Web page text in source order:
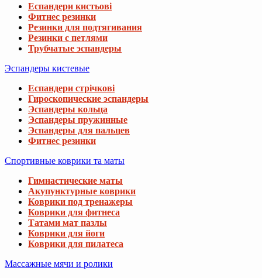
Еспандери кистьові
Фитнес резинки
Резинки для подтягивания
Резинки с петлями
Трубчатые эспандеры
Эспандеры кистевые
Еспандери стрічкові
Гироскопические эспандеры
Эспандеры кольца
Эспандеры пружинные
Эспандеры для пальцев
Фитнес резинки
Спортивные коврики та маты
Гимнастические маты
Акупунктурные коврики
Коврики под тренажеры
Коврики для фитнеса
Татами мат пазлы
Коврики для йоги
Коврики для пилатеса
Массажные мячи и ролики